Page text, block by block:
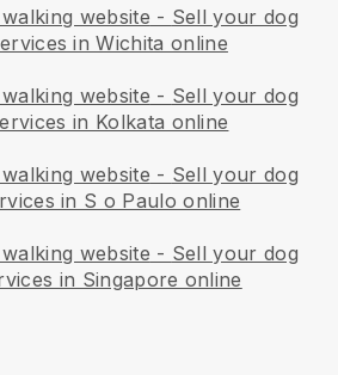
website - Sell your dog
in Wichita online
website - Sell your dog
in Kolkata online
website - Sell your dog
in S o Paulo online
website - Sell your dog
in Singapore online